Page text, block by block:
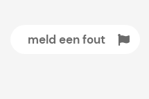
meld een fout